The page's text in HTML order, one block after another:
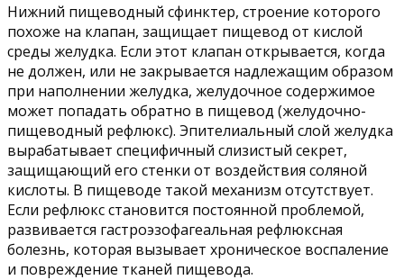
Нижний пищеводный сфинктер, строение которого
похоже на клапан, защищает пищевод от кислой
среды желудка. Если этот клапан открывается, когда
не должен, или не закрывается надлежащим образом
при наполнении желудка, желудочное содержимое
может попадать обратно в пищевод (желудочно-
пищеводный рефлюкс). Эпителиальный слой желудка
вырабатывает специфичный слизистый секрет,
защищающий его стенки от воздействия соляной
кислоты. В пищеводе такой механизм отсутствует.
Если рефлюкс становится постоянной проблемой,
развивается гастроэзофагеальная рефлюксная
болезнь, которая вызывает хроническое воспаление
и повреждение тканей пищевода.